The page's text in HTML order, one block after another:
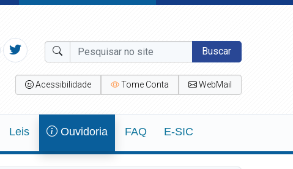
Buscar
Acessibilidade Tome Conta WebMail
Leis Ouvidoria FAQ E-SIC